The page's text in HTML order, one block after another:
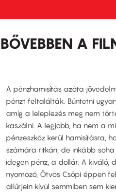
BŐVEBBEN A
A pénzhamisítás azóta
pénzt feltalálták. Büntetni
amíg a leleplezés meg nem
kaszálni. A legjobb, ha nem a
pénzeszköz kerül hamisításra,
számára ritkán, de inkább
idegen pénz, a dollár. A kiváló,
nyomozó, Ötvös Csöpi éppen
allűrjein kívül semmiben sem